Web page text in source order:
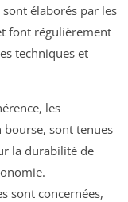
élaborés par les
font régulièrement
techniques et
les
bourse, sont tenues
la durabilité de
sont concernées,